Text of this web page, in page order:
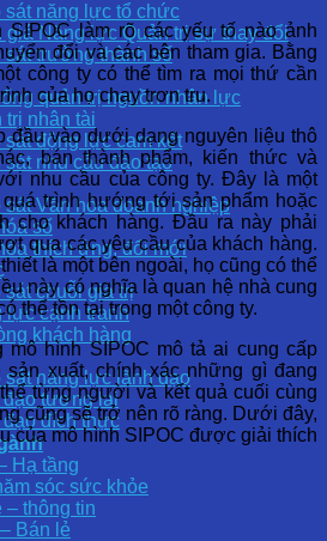
sát năng lực tổ chức
Năng lực Quản trị sự thay đổi
trưởng thành số
quản trị nguồn nhân lực
trị nhân tài
động lực cam kết
nhu cầu đào tạo
sát Văn hóa doanh nghiệp
số
thích ứng, đổi mới
chuỗi giá trị
cạnh tranh
khách hàng
năng lực lãnh đạo
tương lai
đích thực
Hạ tầng
sóc sức khỏe
– thông tin
Bán lẻ
SIPOC làm rõ các yếu tố nào ảnh
đổi và các bên tham gia. Bằng
công ty có thể tìm ra mọi thứ cần
của họ chạy trơn tru.
đầu vào dưới dạng nguyên liệu thô
bán thành phẩm, kiến ​​thức và
nhu cầu của công ty. Đây là một
trình hướng tới sản phẩm hoặc
cho khách hàng. Đầu ra này phải
qua các yêu cầu của khách hàng.
là một bên ngoài, họ cũng có thể
này có nghĩa là quan hệ nhà cung
thể tồn tại trong một công ty.
mô hình SIPOC mô tả ai cung cấp
xuất, chính xác những gì đang
từng người và kết quả cuối cùng
cũng sẽ trở nên rõ ràng. Dưới đây,
của mô hình SIPOC được giải thích